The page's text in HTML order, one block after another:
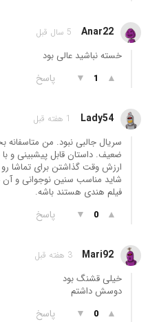
Anar22 5 سال قبل
خسته نباشید عالی بود
▲
1
▼ پاسخ
Lady54 1 هفته قبل
سریال جالبی نبود. من متاسفانه
ضعیف. داستان قابل پیشبینی و
ارزش وقت گذاشتن برای تماشا رو
شاید مناسب سنین نوجوانی و آن
فیلم هندی هستند باشه.
▲
0
▼ پاسخ
Mari92 3 هفته قبل
خیلی قشنگ بود
دوسش داشتم
▲
0
▼ پاسخ